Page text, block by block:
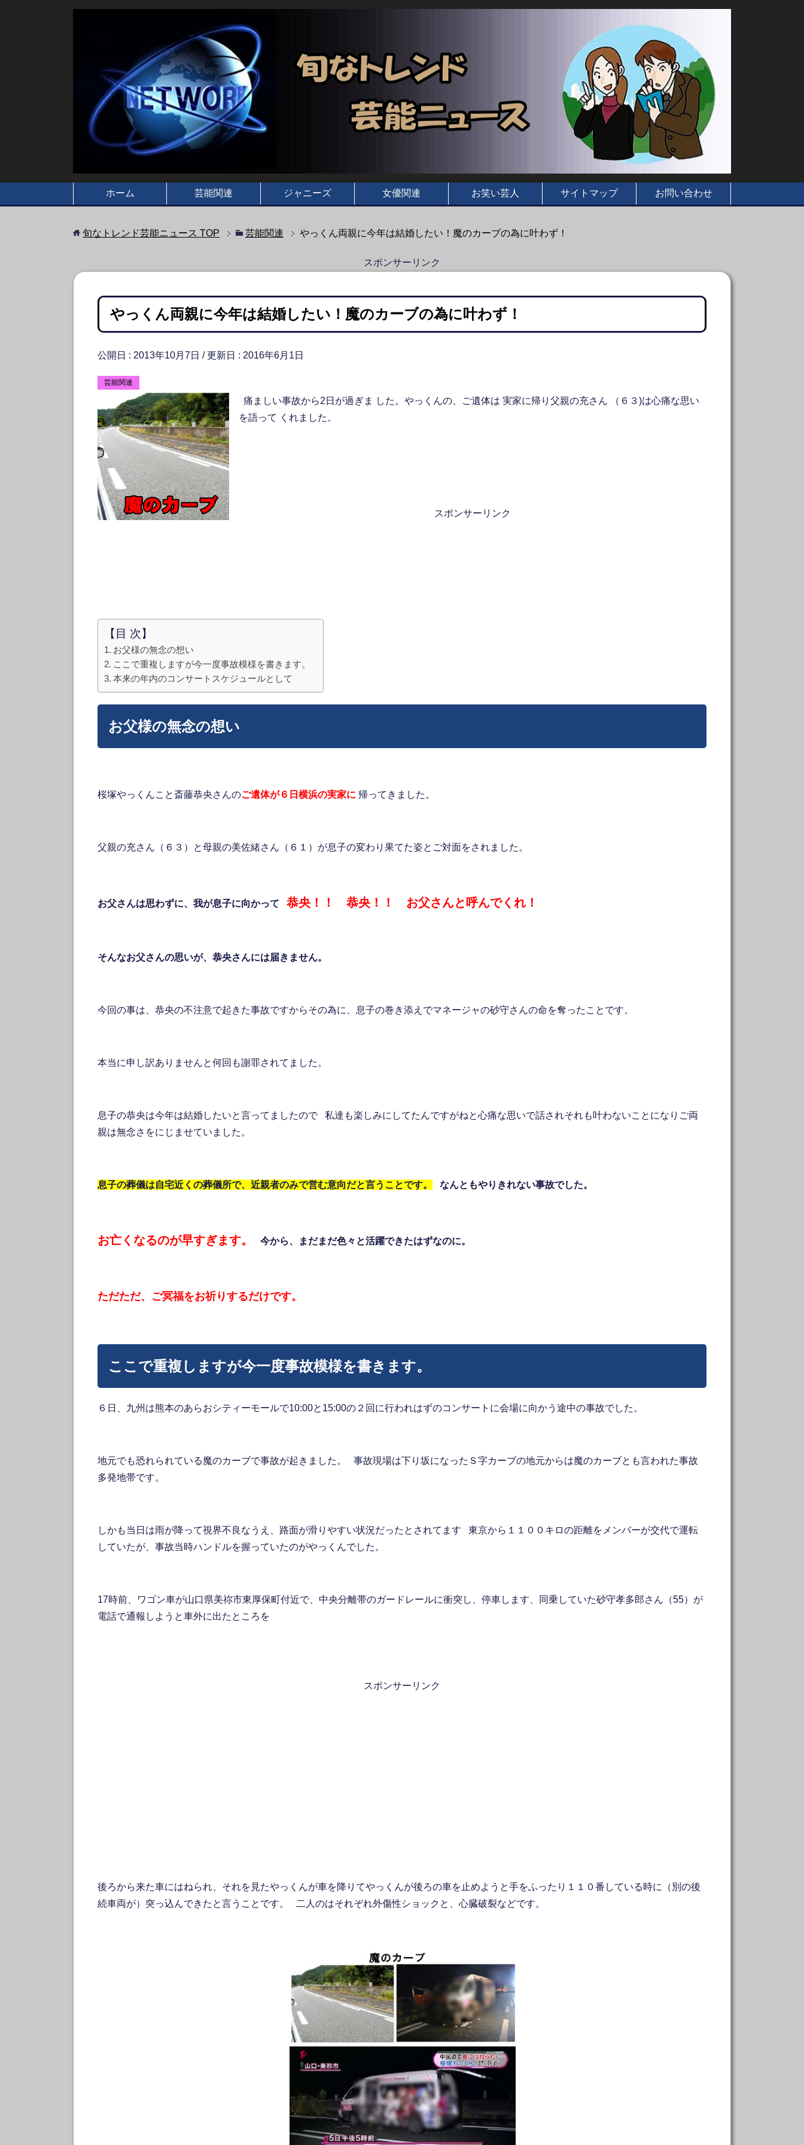
ホーム 芸能関連 ジャニーズ 女優関連 お笑い芸人 サイトマップ お問い合わせ
旬なトレンド芸能ニュース TOP 芸能関連 やっくん両親に今年は結婚したい！魔のカーブの為に叶わず！
スポンサーリンク
やっくん両親に今年は結婚したい！魔のカーブの為に叶わず！
公開日 : 2013年10月7日 / 更新日 : 2016年6月1日
芸能関連
痛ましい事故から2日が過ぎま した。やっくんの、ご遺体は 実家に帰り父親の充さん （６３)は心痛な思い
を語って くれました。
スポンサーリンク
【目 次】
お父様の無念の想い
ここで重複しますが今一度事故模様を書きます。
本来の年内のコンサートスケジュールとして
お父様の無念の想い
桜塚やっくんこと斎藤恭央さんのご遺体が６日横浜の実家に 帰ってきました。
父親の充さん（６３）と母親の美佐緒さん（６１）が息子の変わり果てた姿とご対面をされました。
お父さんは思わずに、我が息子に向かって 恭央！！ 恭央！！ お父さんと呼んでくれ！
そんなお父さんの思いが、恭央さんには届きません。
今回の事は、恭央の不注意で起きた事故ですからその為に、息子の巻き添えでマネージャの砂守さんの命を奪ったことです。
本当に申し訳ありませんと何回も謝罪されてました。
息子の恭央は今年は結婚したいと言ってましたので 私達も楽しみにしてたんですがねと心痛な思いで話されそれも叶わないことになりご両
親は無念さをにじませていました。
息子の葬儀は自宅近くの葬儀所で、近親者のみで営む意向だと言うことです。 なんともやりきれない事故でした。
お亡くなるのが早すぎます。 今から、まだまだ色々と活躍できたはずなのに。
ただただ、ご冥福をお祈りするだけです。
ここで重複しますが今一度事故模様を書きます。
６日、九州は熊本のあらおシティーモールで10:00と15:00の２回に行われはずのコンサートに会場に向かう途中の事故でした。
地元でも恐れられている魔のカーブで事故が起きました。 事故現場は下り坂になったＳ字カーブの地元からは魔のカーブとも言われた事故
多発地帯です。
しかも当日は雨が降って視界不良なうえ、路面が滑りやすい状況だったとされてます 東京から１１００キロの距離をメンバーが交代で運転
していたが、事故当時ハンドルを握っていたのがやっくんでした。
17時前、ワゴン車が山口県美祢市東厚保町付近で、中央分離帯のガードレールに衝突し、停車します、同乗していた砂守孝多郎さん（55）が
電話で通報しようと車外に出たところを
スポンサーリンク
後ろから来た車にはねられ、それを見たやっくんが車を降りてやっくんが後ろの車を止めようと手をふったり１１０番している時に（別の後
続車両が）突っ込んできたと言うことです。 二人のはそれぞれ外傷性ショックと、心臓破裂などです。